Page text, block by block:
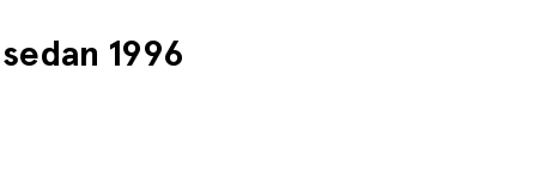
1996